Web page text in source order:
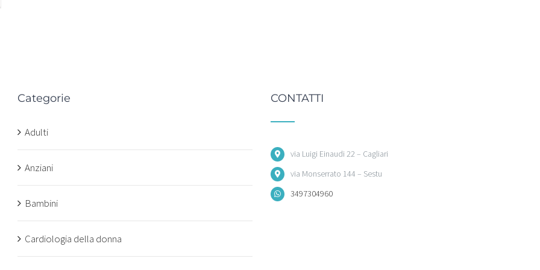
Categorie
Adulti
Anziani
Bambini
Cardiologia della donna
CONTATTI
via Luigi Einaudi 22 – Cagliari
via Monserrato 144 – Sestu
3497304960